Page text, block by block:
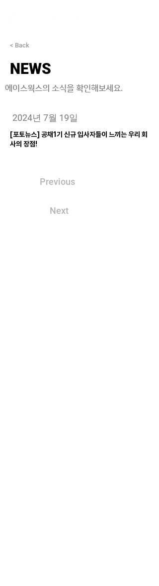
< Back
NEWS
에이스웍스의 소식을 확인해보세요.
2024년 7월 19일
[포토뉴스] 공채1기 신규 입사자들이 느끼는 우리 회
사의 장점!
Previous
Next